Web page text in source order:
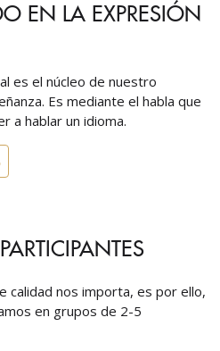
EN LA EXPRESIÓN
es el núcleo de nuestro
Es mediante el habla que
a hablar un idioma.
calidad nos importa, es por ello,
en grupos de 2-5